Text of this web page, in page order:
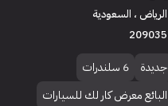
الرياض ، السعودية
209035
جديدة
6 سلندرات
البائع معرض كار لك للسيارات